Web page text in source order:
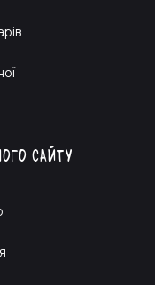
сайту